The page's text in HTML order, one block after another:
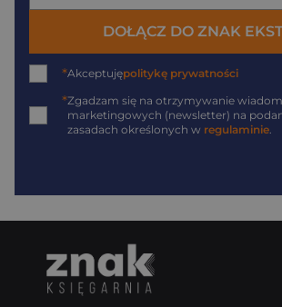
DOŁĄCZ DO ZNAK
*Akceptujępolitykę prywatności
*Zgadzam się na otrzymywanie
marketingowych (newsletter) na
zasadach określonych w regulaminie